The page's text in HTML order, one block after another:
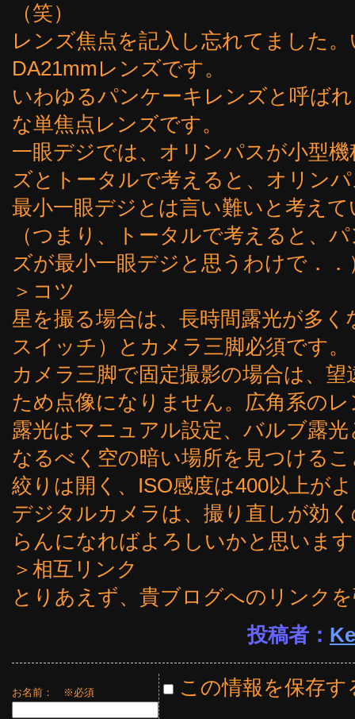
（笑）
レンズ焦点を記入し忘れてました
DA21mmレンズです。
いわゆるパンケーキレンズと呼ば
な単焦点レンズです。
一眼デジでは、オリンパスが小型
ズとトータルで考えると、オリン
最小一眼デジとは言い難いと考え
（つまり、トータルで考えると、
ズが最小一眼デジと思うわけで．．
＞コツ
星を撮る場合は、長時間露光が多
スイッチ）とカメラ三脚必須です。
カメラ三脚で固定撮影の場合は、
ため点像になりません。広角系の
露光はマニュアル設定、バルブ露
なるべく空の暗い場所を見つける
絞りは開く、ISO感度は400以上が
デジタルカメラは、撮り直しが効
らんになればよろしいかと思いま
＞相互リンク
とりあえず、貴ブログへのリンク
投稿者：
お名前： ※必須 この情報を保存す